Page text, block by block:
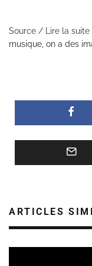
Source / Lire la suite
musique, on a des
ARTICLES